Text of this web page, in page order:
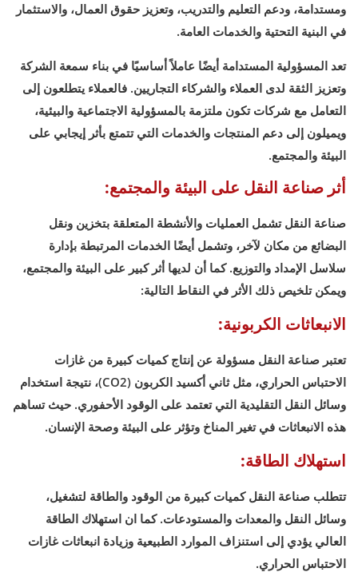
ومستدامة، ودعم التعليم والتدريب، وتعزيز حقوق العمال، والاستثمار
في البنية التحتية والخدمات العامة.
تعد المسؤولية المستدامة أيضًا عاملاً أساسيًا في بناء سمعة الشركة
وتعزيز الثقة لدى العملاء والشركاء التجاريين. فالعملاء يتطلعون إلى
التعامل مع شركات تكون ملتزمة بالمسؤولية الاجتماعية والبيئية،
ويميلون إلى دعم المنتجات والخدمات التي تتمتع بأثر إيجابي على
البيئة والمجتمع.
أثر صناعة النقل على البيئة والمجتمع:
صناعة النقل تشمل العمليات والأنشطة المتعلقة بتخزين ونقل
البضائع من مكان لآخر، وتشمل أيضًا الخدمات المرتبطة بإدارة
سلاسل الإمداد والتوزيع. كما أن لديها أثر كبير على البيئة والمجتمع،
ويمكن تلخيص ذلك الأثر في النقاط التالية:
الانبعاثات الكربونية:
تعتبر صناعة النقل مسؤولة عن إنتاج كميات كبيرة من غازات
الاحتباس الحراري، مثل ثاني أكسيد الكربون (CO2)، نتيجة استخدام
وسائل النقل التقليدية التي تعتمد على الوقود الأحفوري. حيث تساهم
هذه الانبعاثات في تغير المناخ وتؤثر على البيئة وصحة الإنسان.
استهلاك الطاقة:
تتطلب صناعة النقل كميات كبيرة من الوقود والطاقة لتشغيل،
وسائل النقل والمعدات والمستودعات. كما ان استهلاك الطاقة
العالي يؤدي إلى استنزاف الموارد الطبيعية وزيادة انبعاثات غازات
الاحتباس الحراري.